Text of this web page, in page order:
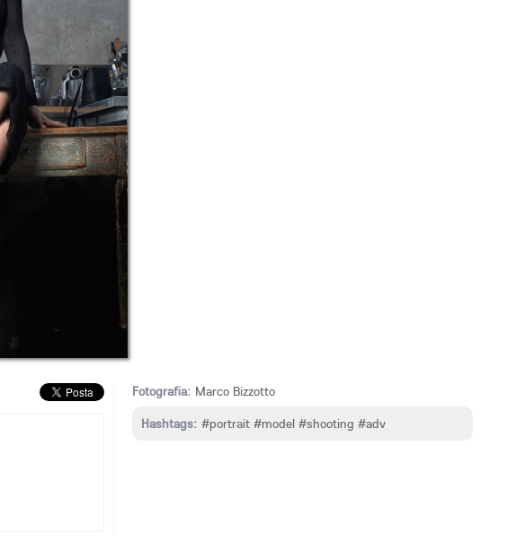
Fotografia: Marco Bizzotto
Hashtags: #portrait #model #shooting #adv